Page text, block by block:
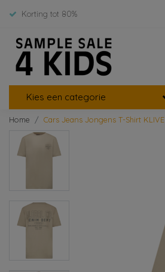
Korting tot 80%
Kies een categorie
Home Cars Jeans Jongens T-Shirt KLIVE